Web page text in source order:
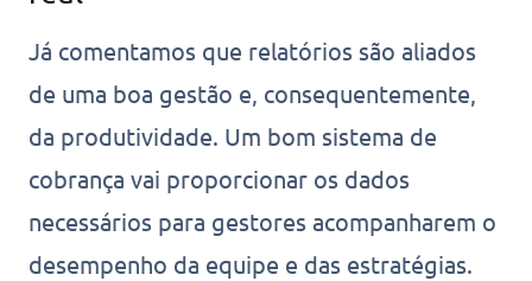
Já comentamos que relatórios são aliados
de uma boa gestão e, consequentemente,
da produtividade. Um bom sistema de
cobrança vai proporcionar os dados
necessários para gestores acompanharem o
desempenho da equipe e das estratégias.